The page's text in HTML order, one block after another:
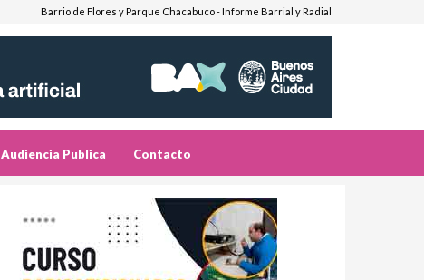
Barrio de Flores y Parque Chacabuco - Informe Barrial y Radial
Audiencia Publica Contacto